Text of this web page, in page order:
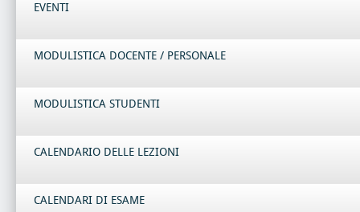
EVENTI
MODULISTICA DOCENTE / PERSONALE
MODULISTICA STUDENTI
CALENDARIO DELLE LEZIONI
CALENDARI DI ESAME